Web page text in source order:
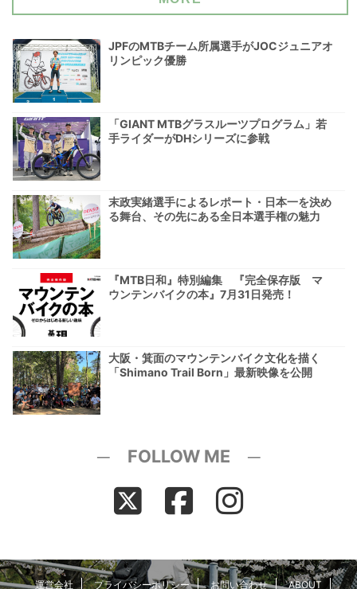
JPFのMTBチーム所属選手がJOCジュニアオ
リンピック優勝
「GIANT MTBグラスルーツプログラム」若
手ライダーがDHシリーズに参戦
末政実緒選手によるレポート・日本一を決め
る舞台、その先にある全日本選手権の魅力
『MTB日和』特別編集 『完全保存版 マ
ウンテンバイクの本』7月31日発売！
大阪・箕面のマウンテンバイク文化を描く
「Shimano Trail Born」最新映像を公開
─ FOLLOW ME ─
運営会社 プライバシーポリシー お問い合わせ ABOUT